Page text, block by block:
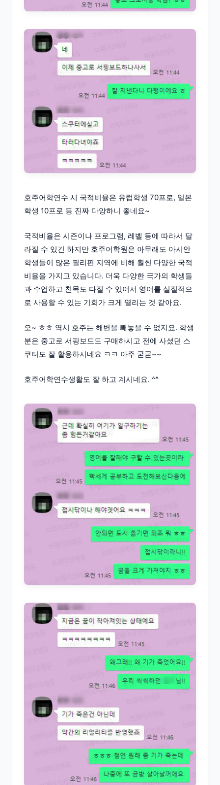
호주어학연수 시 국적비율은 유럽학생 70프로, 일본
학생 10프로 등 진짜 다양하니 좋네요~
국적비율은 시즌이나 프로그램, 레벨 등에 따라서 달
라질 수 있긴 하지만 호주어학원은 아무래도 아시안
학생들이 많은 필리핀 지역에 비해 훨씬 다양한 국적
비율을 가지고 있습니다. 더욱 다양한 국가의 학생들
과 수업하고 친목도 다질 수 있어서 영어를 실질적으
로 사용할 수 있는 기회가 크게 열리는 것 같아요.
오~ ㅎㅎ 역시 호주는 해변을 빼놓을 수 없지요. 학생
분은 중고로 서핑보드도 구매하시고 전에 사셨던 스
쿠터도 잘 활용하시네요 ㅋㅋ 아주 굳굳~~
호주어학연수생활도 잘 하고 계시네요. ^^